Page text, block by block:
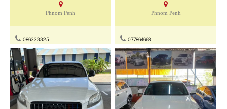
Phnom Penh
086333325
Phnom Penh
077864668